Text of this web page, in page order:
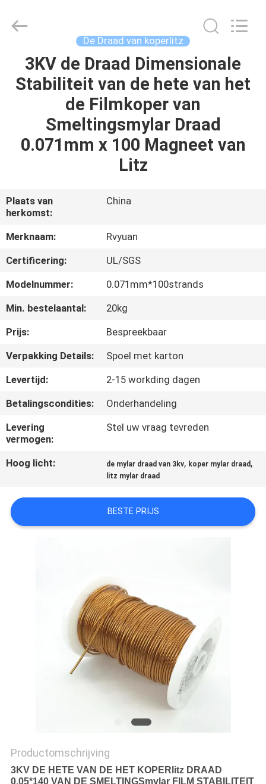
HUIS
PRODUCTEN
VIDEOS
ONS
FABRIEKSREIS
CONTACTEER
ONS
VERZOEK
OM EEN
CITAAT
PRIVACY
Material
Co,.Ltd.
De Draad van koperlitz
3KV de Draad Dimensionale
Stabiliteit van de hete van het
de Filmkoper van
Smeltingsmylar Draad
0.071mm x 100 Magneet van
Litz
Plaats van
herkomst:
China
Merknaam:
Rvyuan
Certificering:
UL/SGS
Modelnummer:
0.071mm*100strands
Min. bestelaantal:
20kg
Prijs:
Bespreekbaar
Verpakking Details:
Spoel met karton
Levertijd:
2-15 workding dagen
Betalingscondities:
Onderhandeling
Levering
vermogen:
Stel uw vraag tevreden
Hoog licht: de mylar draad van 3kv, koper mylar draad ,
litz mylar draad
BESTE PRIJS
Productomschrijving
3KV DE HETE VAN DE HET KOPERlitz DRAAD
0.05*140 VAN DE SMELTINGSmylar FILM STABILITEIT